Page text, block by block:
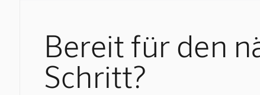
Bereit für den
Schritt?